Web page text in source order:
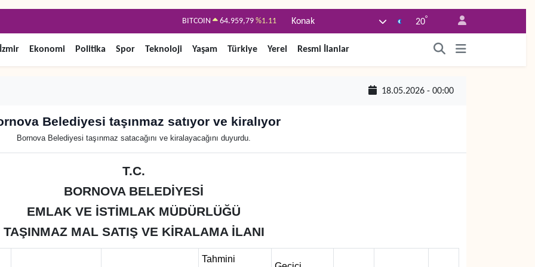
DOLAR 47,7436 %0.18
BİST100 13.779 %-14
Konak 20°
İzmir Ekonomi Politika Spor Teknoloji Yaşam Türkiye Yerel Resmi İlanlar
18.05.2026 - 00:00
Belediyesi taşınmaz satıyor ve kiralıyor
Bornova Belediyesi taşınmaz satacağını ve kiralayacağını duyurdu.
T.C.
BORNOVA BELEDİYESİ
EMLAK VE İSTİMLAK MÜDÜRLÜĞÜ
TAŞINMAZ MAL SATIŞ VE KİRALAMA İLANI
Tahmini